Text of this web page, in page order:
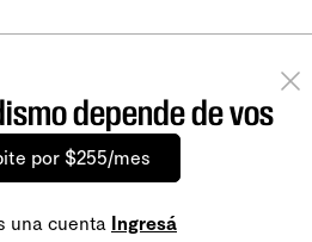
depende de vos
por $255/mes
una cuenta Ingresá